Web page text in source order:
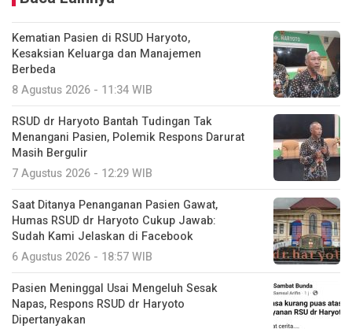
Kematian Pasien di RSUD Haryoto,
Kesaksian Keluarga dan Manajemen
Berbeda
8 Agustus 2026 - 11:34 WIB
RSUD dr Haryoto Bantah Tudingan Tak
Menangani Pasien, Polemik Respons Darurat
Masih Bergulir
7 Agustus 2026 - 12:29 WIB
Saat Ditanya Penanganan Pasien Gawat,
Humas RSUD dr Haryoto Cukup Jawab:
Sudah Kami Jelaskan di Facebook
6 Agustus 2026 - 18:57 WIB
Pasien Meninggal Usai Mengeluh Sesak
Napas, Respons RSUD dr Haryoto
Dipertanyakan